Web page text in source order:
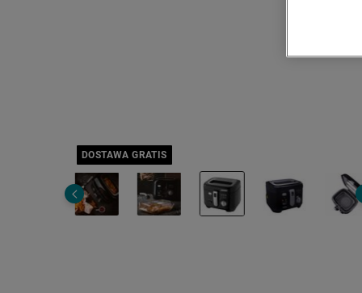
DOSTAWA GRATIS